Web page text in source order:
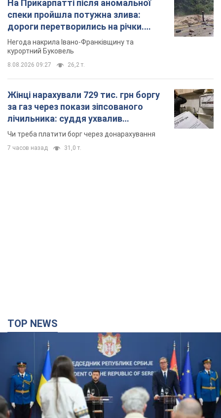
На Прикарпатті після аномальної
спеки пройшла потужна злива:
дороги перетворились на річки.
Відео
Негода накрила Івано-Франківщину та
курортний Буковель
8.08.2026 09:27 26,2 т.
Жінці нарахували 729 тис. грн боргу
за газ через покази зіпсованого
лічильника: суддя ухвалив
неочікуване рішення
Чи треба платити борг через донарахування
7 часов назад 31,0 т.
TOP NEWS